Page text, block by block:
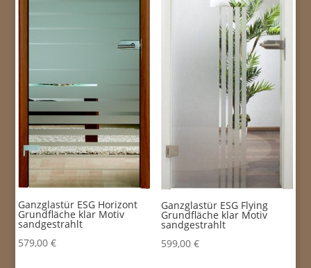
Ganzglastür ESG Horizont
Grundfläche klar Motiv
sandgestrahlt
579,00€
Ganzglastür ESG Flying
Grundfläche klar Motiv
sandgestrahlt
599,00 €